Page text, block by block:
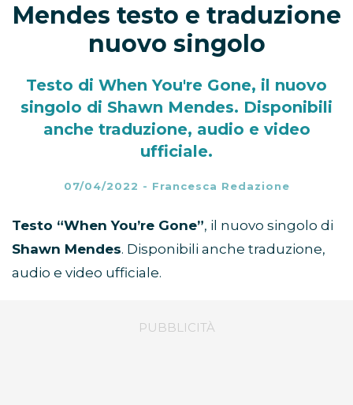
Mendes testo e traduzione
nuovo singolo
Testo di When You're Gone, il nuovo
singolo di Shawn Mendes. Disponibili
anche traduzione, audio e video
ufficiale.
07/04/2022 - Francesca Redazione
Testo “When You’re Gone”, il nuovo singolo di
Shawn Mendes. Disponibili anche traduzione,
audio e video ufficiale.